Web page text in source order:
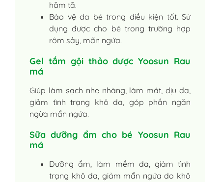
hăm tã.
Bảo vệ da bé trong điều kiện tốt. Sử
dụng được cho bé trong trường hợp
rôm sảy, mẩn ngứa.
Gel tắm gội thảo dược Yoosun Rau
má
Giúp làm sạch nhẹ nhàng, làm mát, dịu da,
giảm tình trạng khô da, góp phần ngăn
ngừa mẩn ngứa.
Sữa dưỡng ẩm cho bé Yoosun Rau
má
Dưỡng ẩm, làm mềm da, giảm tình
trạng khô da, giảm mẩn ngứa do khô